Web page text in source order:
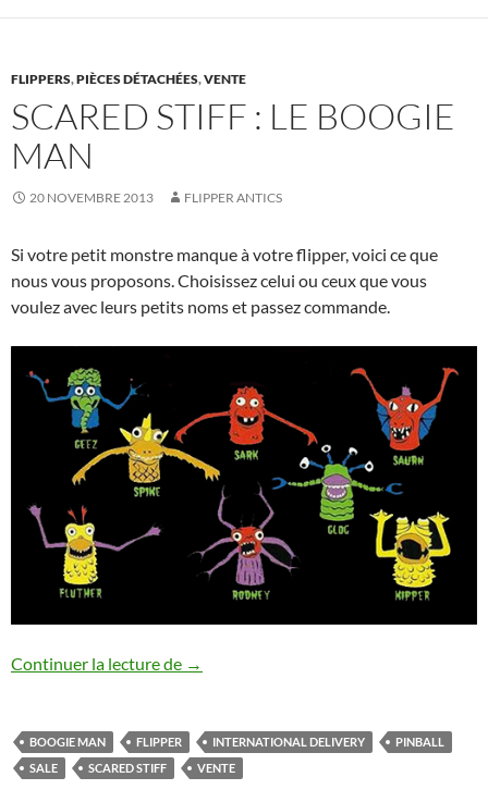
FLIPPERS,PIÈCES DÉTACHÉES,VENTE
SCARED STIFF : LE BOOGIE
MAN
20 NOVEMBRE 2013 FLIPPER ANTICS
Si votre petit monstre manque à votre flipper, voici ce que
nous vous proposons. Choisissez celui ou ceux que vous
voulez avec leurs petits noms et passez commande.
Continuer la lecture de Scared Stiff : Le Boogie Man
→
BOOGIE MAN FLIPPER INTERNATIONAL DELIVERY
PINBALL
SALE
SCARED STIFF VENTE